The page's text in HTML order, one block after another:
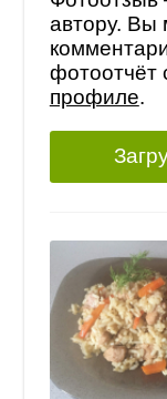
автору. Вы
фотоотчёт
профиле.